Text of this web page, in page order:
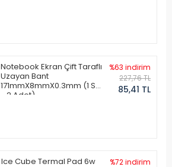
Notebook Ekran Çift Taraflı
Uzayan Bant
171mmX8mmX0.3mm (1 Set
- 2 Adet)
%63 indirim
227,76 TL
85,41 TL
Ice Cube Termal Pad 6w
%72 indirim